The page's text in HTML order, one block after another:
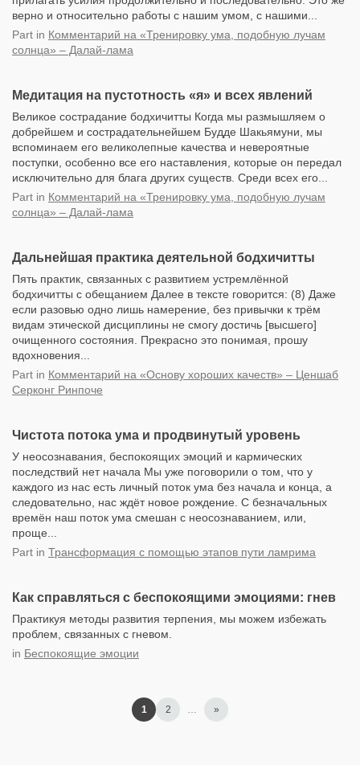
верно и относительно работы с нашим умом, с нашими...
Part in Комментарий на «Тренировку ума, подобную лучам
солнца» – Далай-лама
Медитация на пустотность «я» и всех явлений
Великое сострадание бодхичитты Когда мы размышляем о
добрейшем и сострадательнейшем Будде Шакьямуни, мы
вспоминаем его великолепные качества и невероятные
поступки, особенно все его наставления, которые он передал
исключительно для блага других существ. Среди всех его...
Part in Комментарий на «Тренировку ума, подобную лучам
солнца» – Далай-лама
Дальнейшая практика деятельной бодхичитты
Пять практик, связанных с развитием устремлённой
бодхичитты с обещанием Далее в тексте говорится: (8) Даже
если разовью одно лишь намерение, без привычки к трём
видам этической дисциплины не смогу достичь [высшего]
очищенного состояния. Прекрасно это понимая, прошу
вдохновения...
Part in Комментарий на «Основу хороших качеств» – Ценшаб
Серконг Ринпоче
Чистота потока ума и продвинутый уровень
У неосознавания, беспокоящих эмоций и кармических
последствий нет начала Мы уже поговорили о том, что у
каждого из нас есть личный поток ума без начала и конца, а
следовательно, нас ждёт новое рождение. С безначальных
времён наш поток ума смешан с неосознаванием, или,
проще...
Part in Трансформация с помощью этапов пути ламрима
Как справляться с беспокоящими эмоциями: гнев
Практикуя методы развития терпения, мы можем избежать
проблем, связанных с гневом.
in Беспокоящие эмоции
1 2 … »